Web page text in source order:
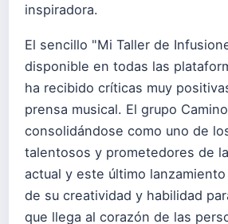
inspiradora.
El sencillo "Mi Taller de
disponible en todas las
ha recibido críticas muy
prensa musical. El grupo
consolidándose como uno de
talentosos y prometedores de
actual y este último
de su creatividad y habilidad
que llega al corazón de las